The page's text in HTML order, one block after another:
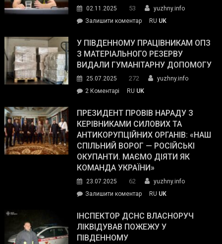
02.11.2025 53
yuzhny.info
Залишити коментарon
завойовує
симпатії
виборців
The
Street
Journal.
RU UK
У ПІВДЕННОМУ ПРАЦІВНИКАМ ОПЗ
З МАТЕРІАЛЬНОГО РЕЗЕРВУ
ВИДАЛИ ГУМАНІТАРНУ ДОПОМОГУ
25.07.2025 272
yuzhny.info
2 Коментарі
Південному
працівникам
ОПЗ
з
матеріального
резерву
гуманітарну
допомогу
RU UK
ПРЕЗИДЕНТ ПРОВІВ НАРАДУ З
КЕРІВНИКАМИ СИЛОВИХ ТА
АНТИКОРУПЦІЙНИХ ОРГАНІВ: «НАШ
СПІЛЬНИЙ ВОРОГ — РОСІЙСЬКІ
ОКУПАНТИ. МАЄМО ДІЯТИ ЯК
КОМАНДА УКРАЇНИ»
23.07.2025 62
yuzhny.info
Залишити коментарon
провів
нараду
RU UK
ІНСПЕКТОР ДСНС ВЛАСНОРУЧ
ЛІКВІДУВАВ ПОЖЕЖУ У
ПІВДЕННОМУ